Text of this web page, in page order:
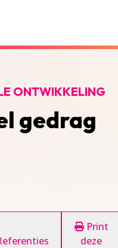
gedrag
ONTWIKKELING
Print
deze